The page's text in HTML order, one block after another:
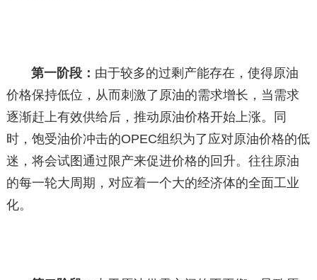
第一阶段： 由于较多的过剩产能存在，使得原油
价格保持低位，从而刺激了原油的需求增长，当需求
逐渐赶上有效供给后，推动原油价格开始上涨。同
时，饱受油价冲击的OPEC组织为了应对原油价格的低
迷，将会试图通过限产来促进价格的回升。往往原油
的每一轮大周期，对应着一个大的经济体的全面工业
化。